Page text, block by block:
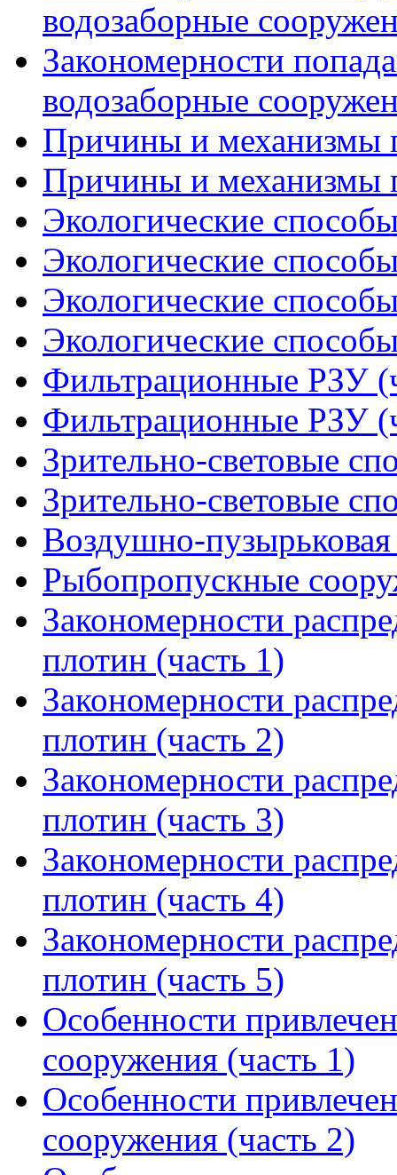
водозаборные
Закономерности
водозаборные
Причины и механизмы
Причины и механизмы
Экологические
Экологические
Экологические
Экологические
Фильтрационные РЗУ
Фильтрационные РЗУ
Зрительно-световые
Зрительно-световые
Воздушно-
Рыбопропускные
Закономерности
плотин (часть 1)
Закономерности
плотин (часть 2)
Закономерности
плотин (часть 3)
Закономерности
плотин (часть 4)
Закономерности
плотин (часть 5)
Особенности
сооружения (часть 1)
Особенности
сооружения (часть 2)